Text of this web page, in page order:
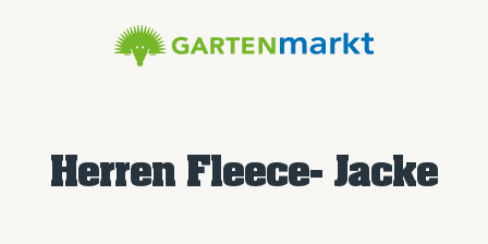
Herren Fleece- Jacke